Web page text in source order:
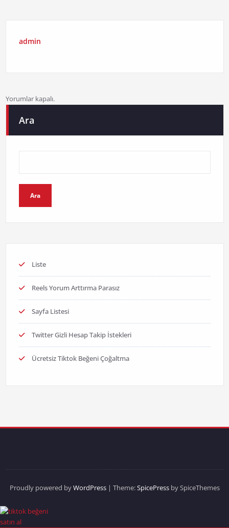
admin
Yorumlar kapalı.
Ara
Ara
Liste
Reels Yorum Arttırma Parasız
Sayfa Listesi
Twitter Gizli Hesap Takip İstekleri
Ücretsiz Tiktok Beğeni Çoğaltma
Proudly powered byWordPress| Theme:SpicePressby SpiceThemes